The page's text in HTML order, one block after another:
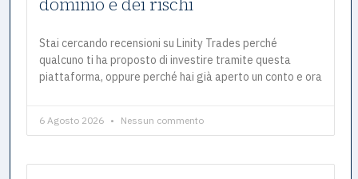
dominio e dei rischi
Stai cercando recensioni su Linity Trades perché
qualcuno ti ha proposto di investire tramite questa
piattaforma, oppure perché hai già aperto un conto e ora
6 Agosto 2026 Nessun commento